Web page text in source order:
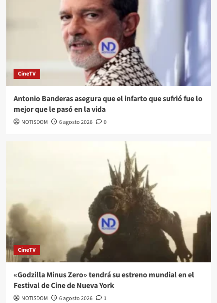
CineTV
Antonio Banderas asegura que el infarto que sufrió fue lo
mejor que le pasó en la vida
NOTISDOM 6 agosto 2026 0
CineTV
«Godzilla Minus Zero» tendrá su estreno mundial en el
Festival de Cine de Nueva York
NOTISDOM 6 agosto 2026 1